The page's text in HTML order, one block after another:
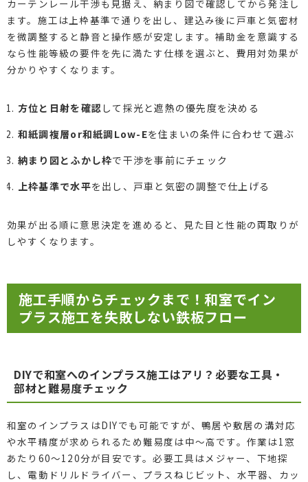
カーテンレール干渉も見据え、納まり図で確認してから発注し
ます。施工は上枠基準で通りを出し、建込み後に戸車と気密材
を微調整すると静音と操作感が安定します。補助金を意識する
なら性能等級の要件を先に満たす仕様を選ぶと、費用対効果が
分かりやすくなります。
方位と日射を確認 して採光と遮熱の優先度を決める
和紙調複層or和紙調Low-Eを住まいの条件に合わせて選ぶ
納まり図とふかし枠で干渉を事前にチェック
上枠基準で水平を出し、戸車と気密の調整で仕上げる
効果が出る順に意思決定を進めると、見た目と性能の両取りが
しやすくなります。
施工手順からチェックまで！和室でイン
プラス施工を失敗しない鉄板フロー
DIYで和室へのインプラス施工はアリ？必要な工具・
部材と難易度チェック
和室のインプラスはDIYでも可能ですが、鴨居や敷居の溝対応
や水平精度が求められるため難易度は中〜高です。作業は1窓
あたり60〜120分が目安です。必要工具はメジャー、下地探
し、電動ドリルドライバー、プラスねじビット、水平器、カッ